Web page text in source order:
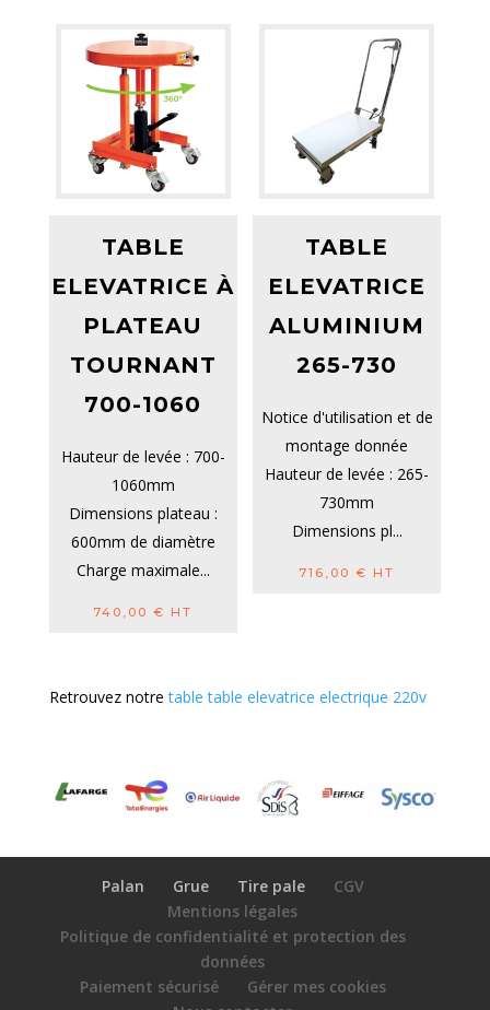
TABLE
ELEVATRICE À
PLATEAU
TOURNANT
700-1060
Hauteur de levée : 700-
1060mm
Dimensions plateau :
600mm de diamètre
Charge maximale...
740,00€ HT
TABLE
ELEVATRICE
ALUMINIUM
265-730
Notice d'utilisation et de
montage donnée
Hauteur de levée : 265-
730mm
Dimensions pl...
716,00€ HT
Retrouvez notretable table elevatrice electrique 220v
Palan Grue Tire pale
CGV
Mentions légales
Politique de confidentialité et protection des
données
Paiement sécurisé
Gérer mes cookies